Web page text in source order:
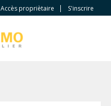
Accès propriètaire S'inscrire